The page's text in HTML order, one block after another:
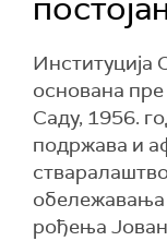
Институција
основана
Саду, 1956.
подржава и
обележавања
рођења